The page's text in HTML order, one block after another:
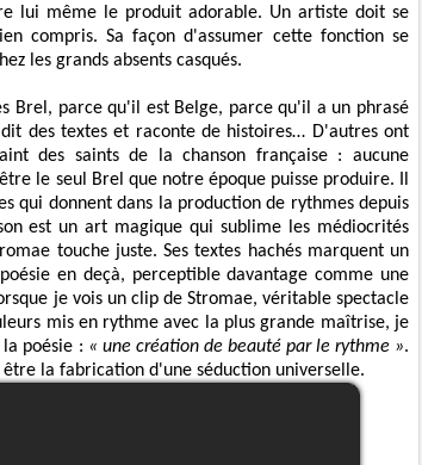
lui même le produit adorable. Un artiste doit se
compris. Sa façon d'assumer cette fonction se
les grands absents casqués.
Brel, parce qu'il est Belge, parce qu'il a un phrasé
des textes et raconte de histoires… D'autres ont
des saints de la chanson française : aucune
le seul Brel que notre époque puisse produire. Il
qui donnent dans la production de rythmes depuis
est un art magique qui sublime les médiocrités
touche juste. Ses textes hachés marquent un
en deçà, perceptible davantage comme une
je vois un clip de Stromae, véritable spectacle
mis en rythme avec la plus grande maîtrise, je
poésie : « une création de beauté par le rythme ».
la fabrication d'une séduction universelle.